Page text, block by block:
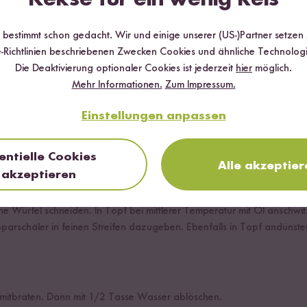
Würfel schneiden. In Topf bei mittlerer Temperatur mit Öl
in feinen Streifen dazugeben. Ebenfalls in Topf
Dann mit 1/2 Tasse Wasser ablöschen.
bestimmt schon gedacht. Wir und einige unserer (US-)Partner
Richtlinien beschriebenen Zwecken Cookies und ähnliche
Die Deaktivierung optionaler Cookies ist jederzeit hier möglich.
Mehr Informationen. Zum Impressum.
Einstellungen anpassen
Cookies
akzeptieren
Alle